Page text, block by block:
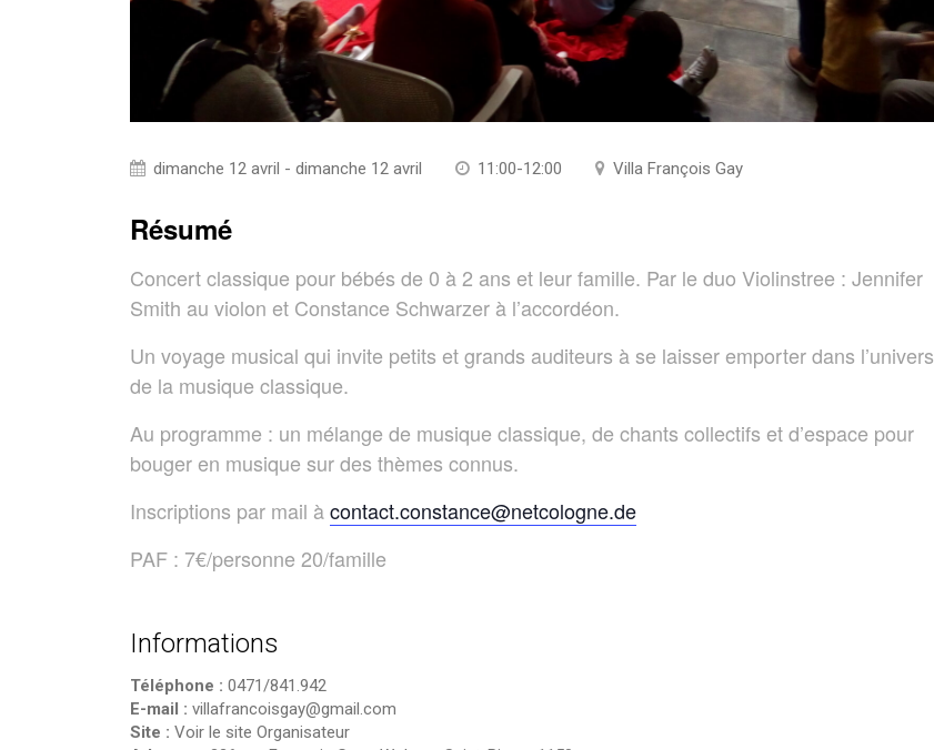
dimanche 12 avril - dimanche 12 avril 11:00-12:00 Villa François Gay
Résumé
Concert classique pour bébés de 0 à 2 ans et leur famille. Par le duo Violinstree : Jennifer
Smith au violon et Constance Schwarzer à l’accordéon.
Un voyage musical qui invite petits et grands auditeurs à se laisser emporter dans l’univers
de la musique classique.
Au programme : un mélange de musique classique, de chants collectifs et d’espace pour
bouger en musique sur des thèmes connus.
Inscriptions par mail àcontact.constance@netcologne.de
PAF : 7€/personne 20/famille
Informations
Téléphone : 0471/841.942
E-mail : villafrancoisgay@gmail.com
Site : Voir le site Organisateur